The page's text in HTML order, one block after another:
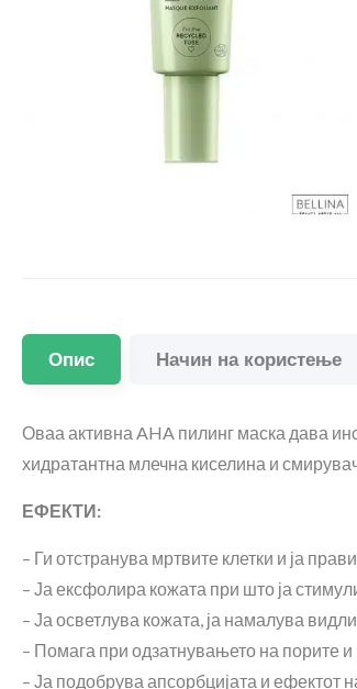
Опис Начин на користење
Оваа активна AHA пилинг маска дава
хидратантна млечна киселина и
ЕФЕКТИ:
– Ги отстранува мртвите клетки и ја
– Ја ексфолира кожата при што ја
– Ја осветлува кожата, ја намалува
– Помага при одзатнувањето на порите
– Ја подобрува апсорбцијата и ефектот